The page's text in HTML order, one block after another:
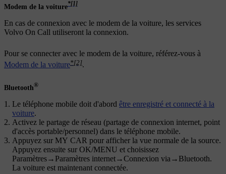
Modem de la voiture*[1]
En cas de connexion avec le modem de la voiture, les services
Volvo On Call utiliseront la connexion.
Pour se connecter avec le modem de la voiture, référez-vous à
Modem de la voiture*[2].
Bluetooth®
Le téléphone mobile doit d'abord être enregistré et connecté à la
voiture.
Activez le partage de réseau (partage de connexion internet, point
d'accès portable/personnel) dans le téléphone mobile.
Appuyez sur MY CAR pour afficher la vue normale de la source.
Appuyez ensuite sur OK/MENU et choisissez
Paramètres→ Paramètres internet→Connexion via → Bluetooth.
La voiture est maintenant connectée.